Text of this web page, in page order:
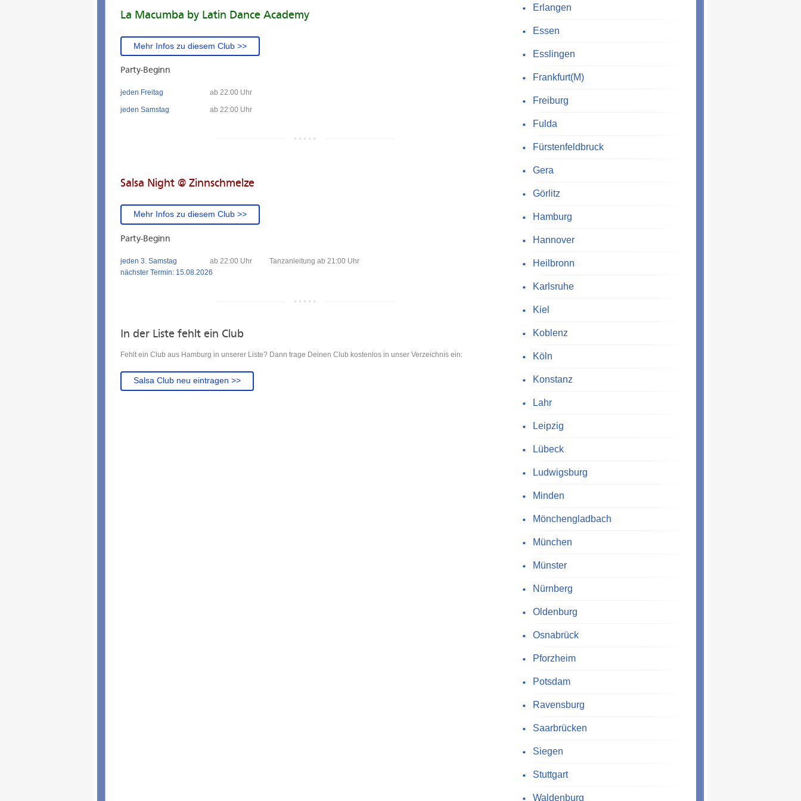
La Macumba by Latin Dance Academy
Mehr Infos zu diesem Club >>
Party-Beginn
jeden Freitag ab 22:00 Uhr
jeden Samstag ab 22:00 Uhr
Salsa Night @ Zinnschmelze
Mehr Infos zu diesem Club >>
Party-Beginn
jeden 3. Samstag
nächster Termin: 15.08.2026
ab 22:00 Uhr Tanzanleitung ab 21:00 Uhr
In der Liste fehlt ein Club
Fehlt ein Club aus Hamburg in unserer Liste? Dann trage Deinen Club kostenlos in unser Verzeichnis ein:
Salsa Club neu eintragen >>
Erlangen
Essen
Esslingen
Frankfurt(M)
Freiburg
Fulda
Fürstenfeldbruck
Gera
Görlitz
Hamburg
Hannover
Heilbronn
Karlsruhe
Kiel
Koblenz
Köln
Konstanz
Lahr
Leipzig
Lübeck
Ludwigsburg
Minden
Mönchengladbach
München
Münster
Nürnberg
Oldenburg
Osnabrück
Pforzheim
Potsdam
Ravensburg
Saarbrücken
Siegen
Stuttgart
Waldenburg